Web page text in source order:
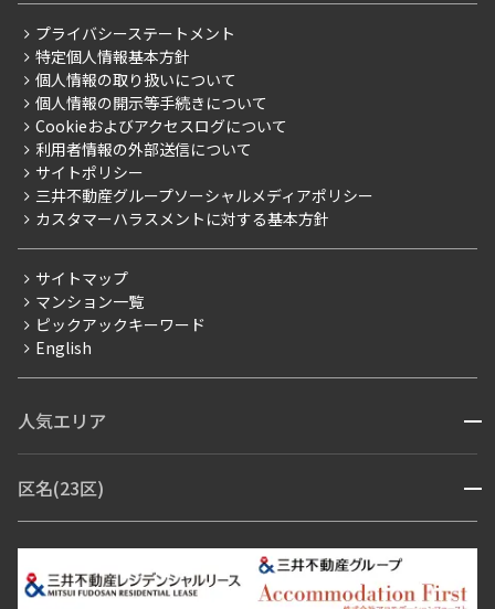
3LDK80.46㎡
新築 駅近
お問合せ
こだわりから探す
こだわり一覧
プレミアムマンション
新築
当社限定（港区・渋谷区）
当社限定（港区・渋谷区以外）
三井不動産企画
賃料改定
フリーレント
ペット可
ブランドマンション
ご入居・提携サービス
お部屋探しからご契約まで
よくあるご質問
社宅紹介
【仲介会社様向け】当社仲介事業部取り扱い物件入居申込
会社情報
事業案内
採用情報
ニュースリリース
お問い合わせ
プライバシーステートメント
特定個人情報基本方針
個人情報の取り扱いについて
個人情報の開示等手続きについて
Cookieおよびアクセスログについて
利用者情報の外部送信について
サイトポリシー
三井不動産グループソーシャルメディアポリシー
カスタマーハラスメントに対する基本方針
サイトマップ
マンション一覧
ピックアックキーワード
English
人気エリア 開閉
青山・表参道・原宿
市ヶ谷・神楽坂・飯田橋
三田・芝・浜松町
芝浦・汐留・品川
月島・勝どき・豊洲
本郷・春日・小石川
区名(23区) 開閉
江東区 台東区 墨田区
中野区
豊島区
杉並区 板橋区 練馬区 荒川区
足立区